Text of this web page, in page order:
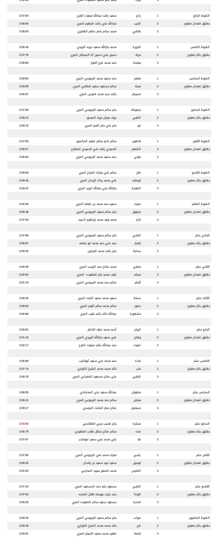
الشوط الرابع 1 رادع سعيد راشد عبدالله مبخوت القرح
2:57:64
حقايق قعدان مفتوح
2 الذيب عبدالله علي راشد الجهيم المري
2:58:00
3
هاقي محمد سالم ناصر دلهم الهاجري 2:58:50
الشوط الخامس 1 الجزيرة محمد جارالله سعيد ذروه البريدي
2:56:40
حقايق بكار مفتوح
2 حربة حسين علي حسين أبا السيقان المري
2:57:78
3
مياسة حمد محمد فرج الخوار 2:58:90
الشوط السادس 1 ملهم حمد سعيد محمد الجربوعي المري
2:58:85
حقايق قعدان مفتوح
2 محية سالم مسعود سعيد قطامي المري
2:59:99
3
مسيطر راشد حمد محمد قعيس المري 3:00:57
الشوط السابع 1 مرفوقة جابر سالم سعيد الجربوعي المري
2:57:58
حقايق بكار مفتوح
2 الظبي بريك عجيان بريك المجدور
2:58:10
3
غير جابر علي جابر النجم المري 2:59:10
الشوط الثامن 1 شاهين سالم ناصر سالم فهيد المكسور
2:57:55
حقايق قعدان مفتوح
2 الشهم الحميدي راشد علي الحميدي المقارح
2:58:27
3
مزكي حمد سعيد محمد الجربوعي المري 2:59:64
الشوط التاسع 1 فال سالم علي مبارك الفراج المري
2:59:09
حقايق بكار مفتوح
2 اوصاف علي محمد براك الزبدان المري
2:59:35
3
الطيارة جارالله علي جارالله البريد المري 2:59:47
الشوط العاشر 1 حفيت سعيد حمد محمد بن طفله المري
2:55:56
حقايق قعدان مفتوح
2 مرفوق جابر سالم سعيد الجربوعي المري
2:56:38
3
لزام محمد وليد محمد إبراهيم السيد 2:57:04
الحادي عشر 1 الظبي جابر سالم سعيد الجربوعي المري
2:57:89
حقايق بكار مفتوح
2 إعتبار حمد علي حمد محمد ابو صلعه
2:58:57
3
سحابة جابر راشد محمد الخيارين 2:59:35
الثاني عشر 1 منهي محمد صالح حمد الجرحب المري
3:00:39
حقايق قعدان مفتوح
2 سياف نايف محمد جابر الفهيده المري
3:00:94
3
أشقر سالم حمد محمد الجربوعي المري 3:01:15
الثالث عشر 1 صملة سعيد محمد سعيد النابت المري
2:59:36
حقايق بكار مفتوح
2 حضور سالم محمد سالم التوم المري
2:59:63
3
مشهورة عبدالله خالد راشد مثيب المري 3:00:86
الرابع عشر 1 الريان أحمد محمد فهد الخاطر
3:00:81
حقايق قعدان مفتوح
2 وهاج علي سعيد جارالله البريدي المري
3:01:19
3
اصوت حمد عبدالله راشد مبخوت القرح 3:02:17
الخامس عشر 1 غادة حمد محمد علي سعيد أبوشارب
2:56:88
حقايق بكار مفتوح
2 عتب خالد محمد محمد الشيخ الكواري
2:57:74
3
الظبي علي صالح مسعود الغفراني المري 2:58:78
السادس عشر 1 منقوش عبدالله سعيد علي المحشادي
2:58:09
حقايق قعدان مفتوح
2 مبلش سالم حمد محمد الجربوعي المري
2:58:41
3
مستحيل صالح مطر الضابت الدوسري 2:59:17
السابع عشر 1 مبشرة جابر هديب حربي الهاشمي
2:54:65
حقايق بكار مفتوح
2 فذه سالم صالح حنظل طلاب الفهيدي
2:56:79
3
غلا علي محمد علي سعيد ابوشارب 2:57:67
الثامن عشر 1 راسي مبارك محمد علي الجربوعي المري
2:57:80
حقايق قعدان مفتوح
2 لوسيل سعيد عبيد سعيد بن رشدان
2:59:42
3
الفارس محمد الصغير سويد المحاربي 3:01:00
التاسع عشر 1 الظبي مسعود جابر حمد المسعود المري
2:57:24
حقايق بكار مفتوح
2 الوذنا حمد بخيت عويضه هلال العذبه
2:57:92
3
الحذرة مسعود سعيد سالم الفهيده المري 2:59:55
الشوط العشرون 1 صواب جابر سالم سعيد الجربوعي المري
2:59:35
حقايق بكار مفتوح
2 فج خالد محمد محمد الشيخ الكواري
2:59:40
3
شامة فهيد محمد سعيد الحنيتم المري 2:59:91